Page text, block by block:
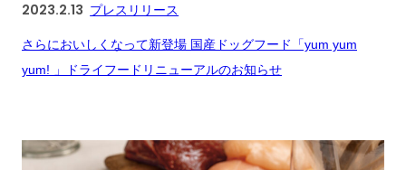
2023.2.13 プレスリリース
さらにおいしくなって新登場 国産ドッグフード「yum yum
yum! 」ドライフードリニューアルのお知らせ